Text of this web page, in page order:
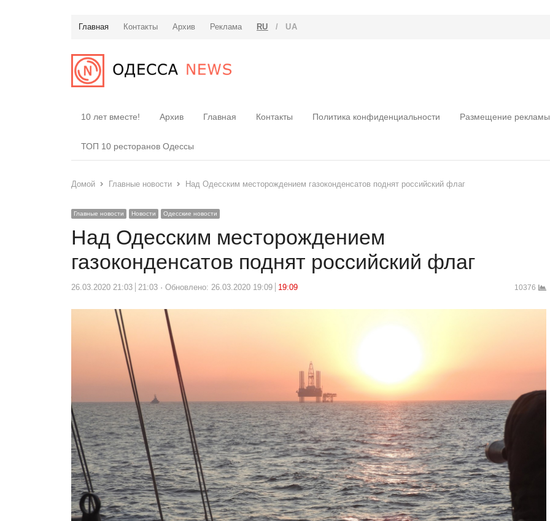
Главная Контакты Архив Реклама RU / UA
10 лет вместе! Архив Главная Контакты Политика конфиденциальности Размещение рекламы
ТОП 10 ресторанов Одессы
Домой Главные новости Над Одесским месторождением газоконденсатов поднят российский флаг
Главные новости Новости Одесские новости
Над Одесским месторождением
газоконденсатов поднят российский флаг
26.03.2020 21:03 21:03 Обновлено: 26.03.2020 19:09 19:09 10376